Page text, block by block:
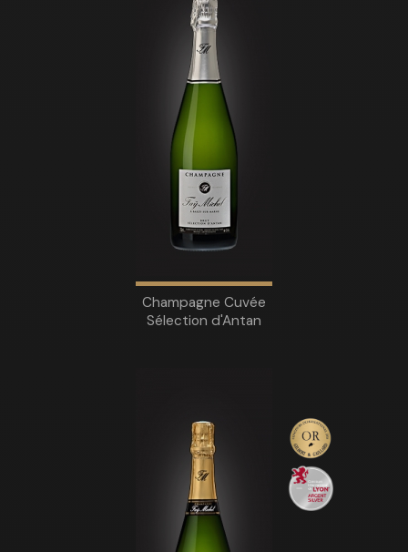
Champagne Cuvée
Sélection d'Antan